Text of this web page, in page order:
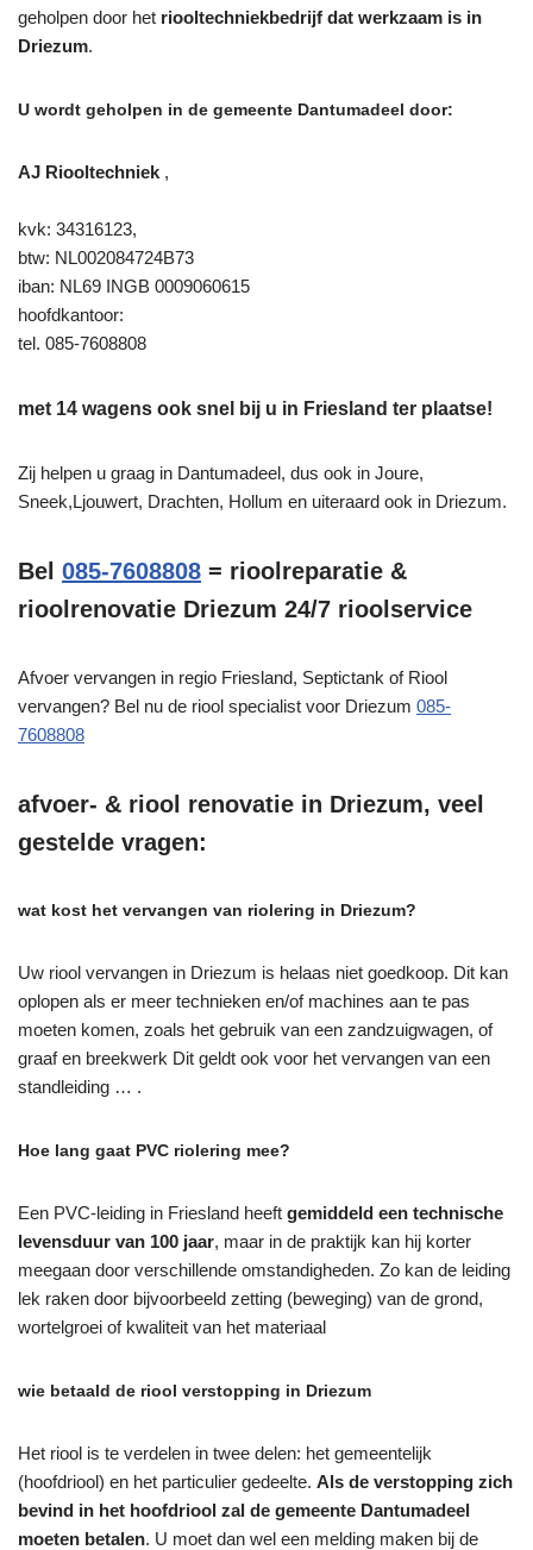
geholpen door het riooltechniekbedrijf dat werkzaam is in
Driezum.
U wordt geholpen in de gemeente Dantumadeel door:
AJ Riooltechniek ,
kvk: 34316123,
btw: NL002084724B73
iban: NL69 INGB 0009060615
hoofdkantoor:
tel. 085-7608808
met 14 wagens ook snel bij u in Friesland ter plaatse!
Zij helpen u graag in Dantumadeel, dus ook in Joure,
Sneek,Ljouwert, Drachten, Hollum en uiteraard ook in Driezum.
Bel 085-7608808 = rioolreparatie &
rioolrenovatie Driezum 24/7 rioolservice
Afvoer vervangen in regio Friesland, Septictank of Riool
vervangen? Bel nu de riool specialist voor Driezum 085-
7608808
afvoer- & riool renovatie in Driezum, veel
gestelde vragen:
wat kost het vervangen van riolering in Driezum?
Uw riool vervangen in Driezum is helaas niet goedkoop. Dit kan
oplopen als er meer technieken en/of machines aan te pas
moeten komen, zoals het gebruik van een zandzuigwagen, of
graaf en breekwerk Dit geldt ook voor het vervangen van een
standleiding … .
Hoe lang gaat PVC riolering mee?
Een PVC-leiding in Friesland heeft gemiddeld een technische
levensduur van 100 jaar, maar in de praktijk kan hij korter
meegaan door verschillende omstandigheden. Zo kan de leiding
lek raken door bijvoorbeeld zetting (beweging) van de grond,
wortelgroei of kwaliteit van het materiaal
wie betaald de riool verstopping in Driezum
Het riool is te verdelen in twee delen: het gemeentelijk
(hoofdriool) en het particulier gedeelte. Als de verstopping zich
bevind in het hoofdriool zal de gemeente Dantumadeel
moeten betalen. U moet dan wel een melding maken bij de